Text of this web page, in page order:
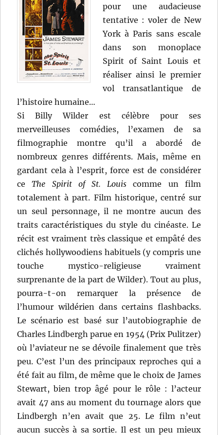
pour une audacieuse
tentative : voler de New
York à Paris sans escale
dans son monoplace
Spirit of Saint Louis et
réaliser ainsi le premier
vol transatlantique de
l’histoire humaine…
Si Billy Wilder est célèbre pour ses
merveilleuses comédies, l’examen de sa
filmographie montre qu’il a abordé de
nombreux genres différents. Mais, même en
gardant cela à l’esprit, force est de considérer
ceThe Spirit of St. Louis comme un film
totalement à part. Film historique, centré sur
un seul personnage, il ne montre aucun des
traits caractéristiques du style du cinéaste. Le
récit est vraiment très classique et empâté des
clichés hollywoodiens habituels (y compris une
touche mystico-religieuse vraiment
surprenante de la part de Wilder). Tout au plus,
pourra-t-on remarquer la présence de
l’humour wildérien dans certains flashbacks.
Le scénario est basé sur l’autobiographie de
Charles Lindbergh parue en 1954 (Prix Pulitzer)
où l’aviateur ne se dévoile finalement que très
peu. C’est l’un des principaux reproches qui a
été fait au film, de même que le choix de James
Stewart, bien trop âgé pour le rôle : l’acteur
avait 47 ans au moment du tournage alors que
Lindbergh n’en avait que 25. Le film n’eut
aucun succès à sa sortie. Il est un peu mieux